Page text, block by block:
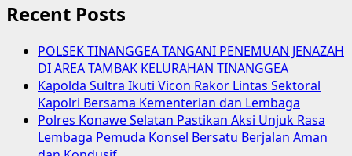
Recent Posts
POLSEK TINANGGEA TANGANI PENEMUAN JENAZAH
DI AREA TAMBAK KELURAHAN TINANGGEA
Kapolda Sultra Ikuti Vicon Rakor Lintas Sektoral
Kapolri Bersama Kementerian dan Lembaga
Polres Konawe Selatan Pastikan Aksi Unjuk Rasa
Lembaga Pemuda Konsel Bersatu Berjalan Aman